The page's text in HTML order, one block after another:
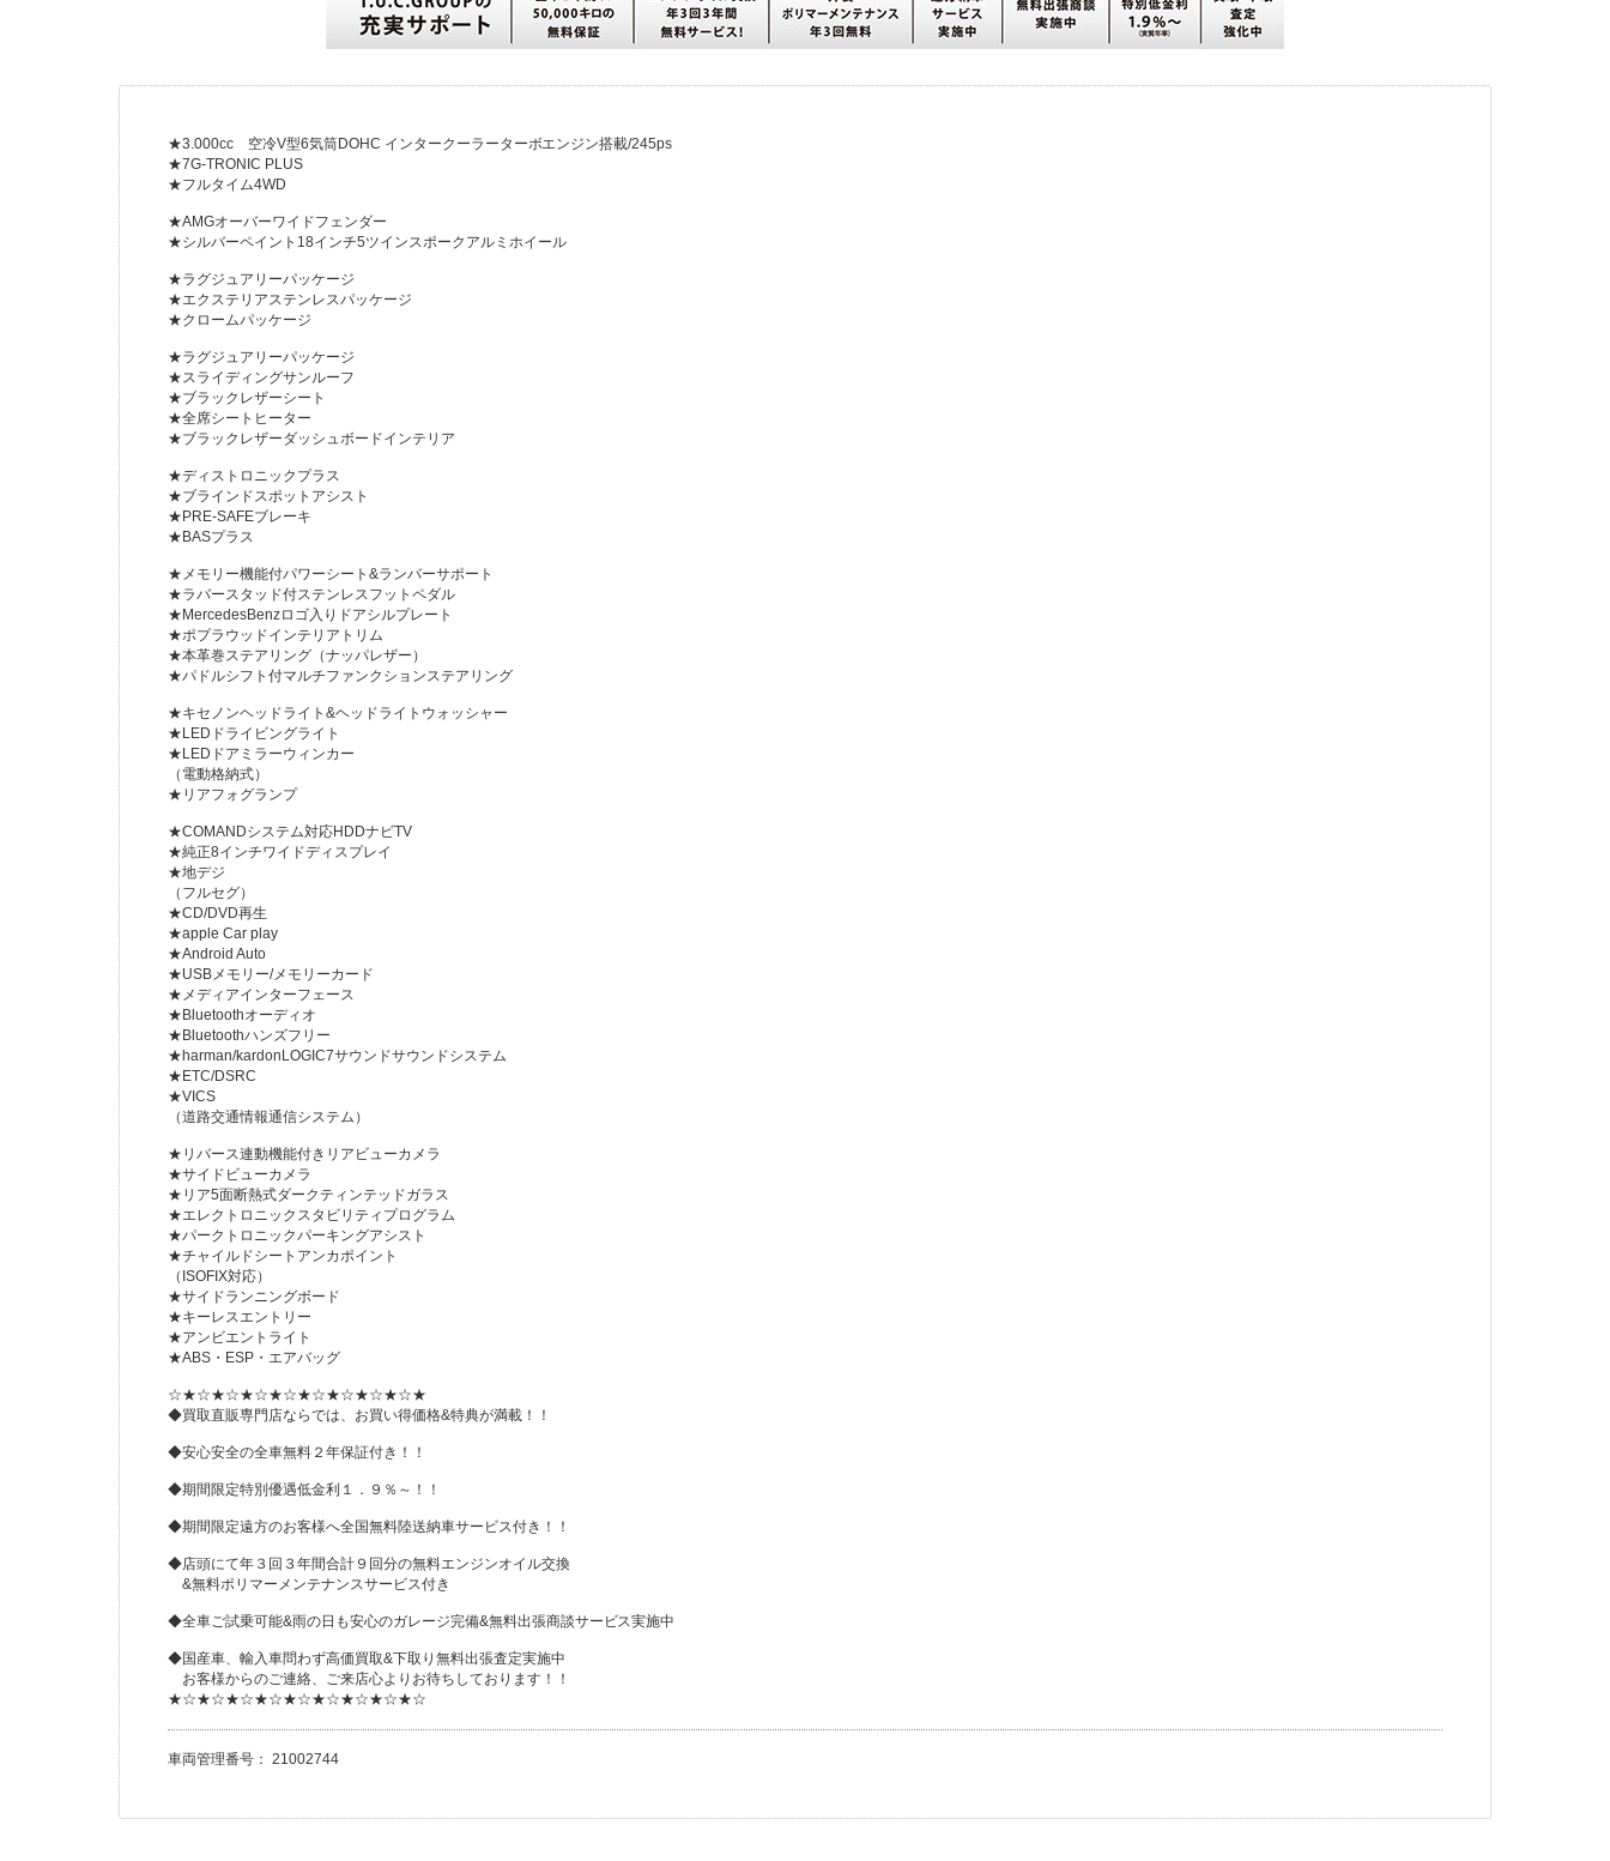
★3.000cc 空冷V型6気筒DOHC インタークーラーターボエンジン搭載/245ps
★7G-TRONIC PLUS
★フルタイム4WD
★AMGオーバーワイドフェンダー
★シルバーペイント18インチ5ツインスポークアルミホイール
★ラグジュアリーパッケージ
★エクステリアステンレスパッケージ
★クロームパッケージ
★ラグジュアリーパッケージ
★スライディングサンルーフ
★ブラックレザーシート
★全席シートヒーター
★ブラックレザーダッシュボードインテリア
★ディストロニックプラス
★ブラインドスポットアシスト
★PRE-SAFEブレーキ
★BASプラス
★メモリー機能付パワーシート&ランバーサポート
★ラバースタッド付ステンレスフットペダル
★MercedesBenzロゴ入りドアシルプレート
★ポプラウッドインテリアトリム
★本革巻ステアリング（ナッパレザー）
★パドルシフト付マルチファンクションステアリング
★キセノンヘッドライト&ヘッドライトウォッシャー
★LEDドライビングライト
★LEDドアミラーウィンカー
（電動格納式）
★リアフォグランプ
★COMANDシステム対応HDDナビTV
★純正8インチワイドディスプレイ
★地デジ
（フルセグ）
★CD/DVD再生
★apple Car play
★Android Auto
★USBメモリー/メモリーカード
★メディアインターフェース
★Bluetoothオーディオ
★Bluetoothハンズフリー
★harman/kardonLOGIC7サウンドサウンドシステム
★ETC/DSRC
★VICS
（道路交通情報通信システム）
★リバース連動機能付きリアビューカメラ
★サイドビューカメラ
★リア5面断熱式ダークティンテッドガラス
★エレクトロニックスタビリティプログラム
★パークトロニックパーキングアシスト
★チャイルドシートアンカポイント
（ISOFIX対応）
★サイドランニングボード
★キーレスエントリー
★アンビエントライト
★ABS・ESP・エアバッグ
☆★☆★☆★☆★☆★☆★☆★☆★☆★
◆買取直販専門店ならでは、お買い得価格&特典が満載！！
◆安心安全の全車無料２年保証付き！！
◆期間限定特別優遇低金利１．９％～！！
◆期間限定遠方のお客様へ全国無料陸送納車サービス付き！！
◆店頭にて年３回３年間合計９回分の無料エンジンオイル交換
&無料ポリマーメンテナンスサービス付き
◆全車ご試乗可能&雨の日も安心のガレージ完備&無料出張商談サービス実施中
◆国産車、輸入車問わず高価買取&下取り無料出張査定実施中
お客様からのご連絡、ご来店心よりお待ちしております！！
★☆★☆★☆★☆★☆★☆★☆★☆★☆
車両管理番号： 21002744